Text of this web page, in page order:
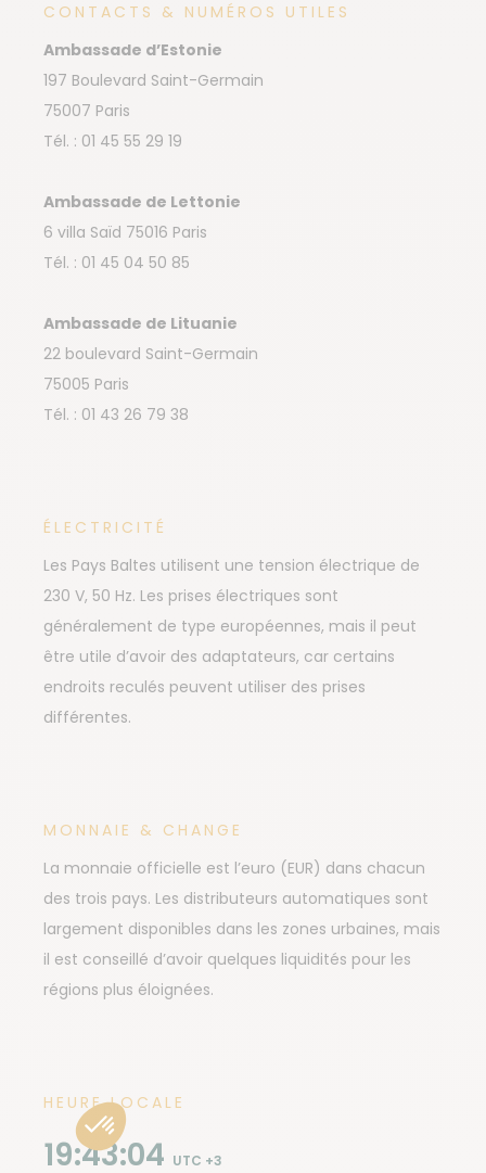
CONTACTS & NUMÉROS UTILES
Ambassade d’Estonie
197 Boulevard Saint-Germain
75007 Paris
Tél. : 01 45 55 29 19
Ambassade de Lettonie
6 villa Saïd 75016 Paris
Tél. : 01 45 04 50 85
Ambassade de Lituanie
22 boulevard Saint-Germain
75005 Paris
Tél. : 01 43 26 79 38
ÉLECTRICITÉ
Les Pays Baltes utilisent une tension électrique de
230 V, 50 Hz. Les prises électriques sont
généralement de type européennes, mais il peut
être utile d’avoir des adaptateurs, car certains
endroits reculés peuvent utiliser des prises
différentes.
MONNAIE & CHANGE
La monnaie officielle est l’euro (EUR) dans chacun
des trois pays. Les distributeurs automatiques sont
largement disponibles dans les zones urbaines, mais
il est conseillé d’avoir quelques liquidités pour les
régions plus éloignées.
HEURE LOCALE
19:43:06 UTC +3